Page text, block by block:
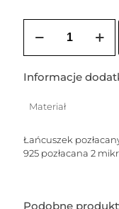
Bodychain
Informacje
Materiał
Łańcuszek
925 pozłacana 2
Podobne